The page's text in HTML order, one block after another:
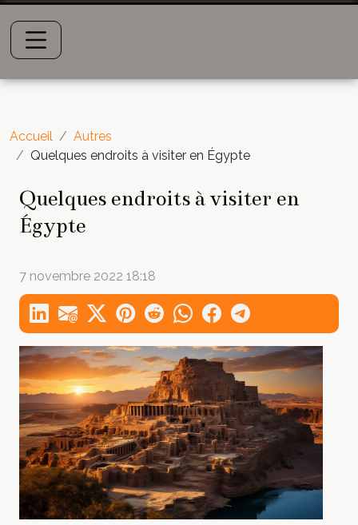
Accueil
Autres
Quelques endroits à visiter en Égypte
Quelques endroits à visiter en
Égypte
7 novembre 2022 18:18